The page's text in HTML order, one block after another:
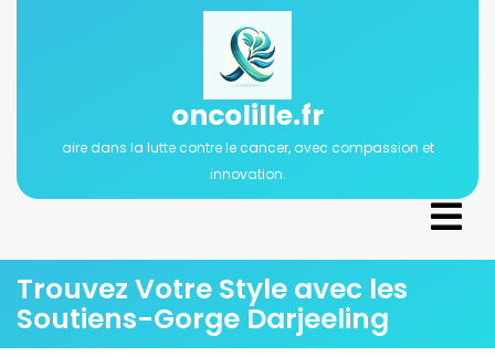
oncolille.fr
aire dans la lutte contre le cancer, avec compassion et
innovation.
Trouvez Votre Style avec les
Soutiens-Gorge Darjeeling